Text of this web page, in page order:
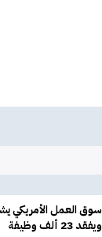
سوق العمل الأمريكي
ويفقد 23 ألف وظيفة